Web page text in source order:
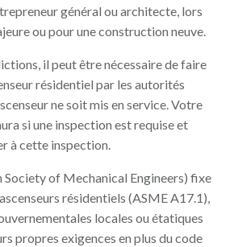
général ou architecte, lors
ou pour une construction neuve.
il peut être nécessaire de faire
résidentiel par les autorités
ne soit mis en service. Votre
si une inspection est requise et
à cette inspection.
Society of Mechanical Engineers) fixe
résidentiels (ASME A17.1),
locales ou étatiques
propres exigences en plus du code